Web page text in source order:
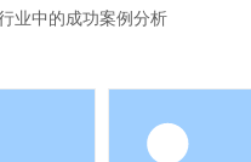
业中的成功案例分析